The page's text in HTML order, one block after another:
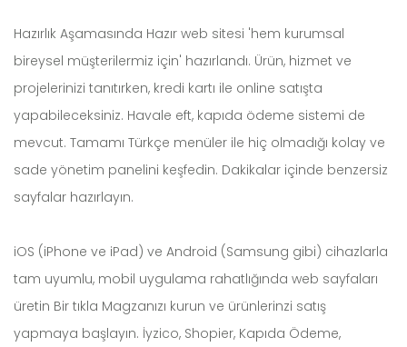
Hazırlık Aşamasında Hazır web sitesi 'hem kurumsal
bireysel müşterilermiz için' hazırlandı. Ürün, hizmet ve
projelerinizi tanıtırken, kredi kartı ile online satışta
yapabileceksiniz. Havale eft, kapıda ödeme sistemi de
mevcut. Tamamı Türkçe menüler ile hiç olmadığı kolay ve
sade yönetim panelini keşfedin. Dakikalar içinde benzersiz
sayfalar hazırlayın.
iOS (iPhone ve iPad) ve Android (Samsung gibi) cihazlarla
tam uyumlu, mobil uygulama rahatlığında web sayfaları
üretin Bir tıkla Magzanızı kurun ve ürünlerinzi satış
yapmaya başlayın. İyzico, Shopier, Kapıda Ödeme,